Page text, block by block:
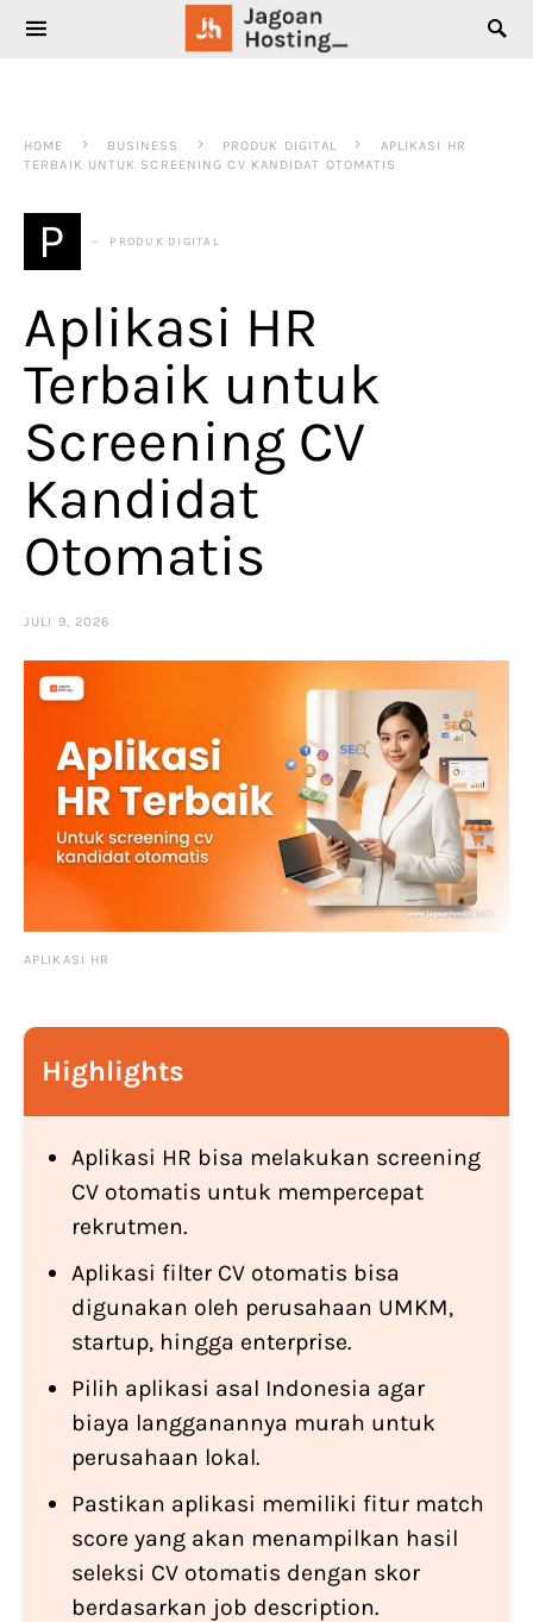
SEARCH FOR:
HOME BUSINESS PRODUK DIGITAL
APLIKASI HR
TERBAIK UNTUK SCREENING CV KANDIDAT OTOMATIS
P PRODUK DIGITAL
Aplikasi HR
Terbaik untuk
Screening CV
Kandidat
Otomatis
JULI 9, 2026
APLIKASI HR
Highlights
Aplikasi HR bisa melakukan screening
CV otomatis untuk mempercepat
rekrutmen.
Aplikasi filter CV otomatis bisa
digunakan oleh perusahaan UMKM,
startup, hingga enterprise.
Pilih aplikasi asal Indonesia agar
biaya langganannya murah untuk
perusahaan lokal.
Pastikan aplikasi memiliki fitur match
score yang akan menampilkan hasil
seleksi CV otomatis dengan skor
berdasarkan job description.